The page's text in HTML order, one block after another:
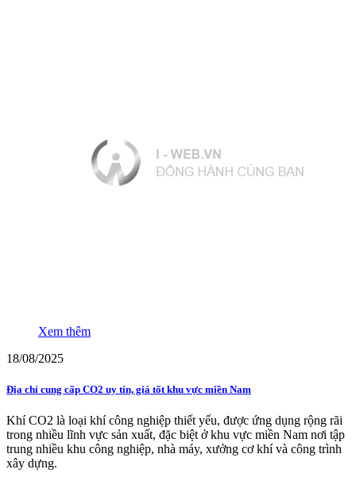
Xem thêm
18/08/2025
Địa chỉ cung cấp CO2 uy tín, giá tốt khu vực miền Nam
Khí CO2 là loại khí công nghiệp thiết yếu, được ứng dụng rộng rãi
trong nhiều lĩnh vực sản xuất, đặc biệt ở khu vực miền Nam nơi tập
trung nhiều khu công nghiệp, nhà máy, xưởng cơ khí và công trình
xây dựng.